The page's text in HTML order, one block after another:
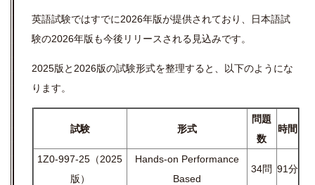
英語試験ではすでに2026年版が提供されており、日本語試
験の2026年版も今後リリースされる見込みです。
2025版と2026版の試験形式を整理すると、以下のようにな
ります。
試験 形式
問題
数
時間
1Z0-997-25（2025
版）
Hands-on Performance
Based
34問 91分